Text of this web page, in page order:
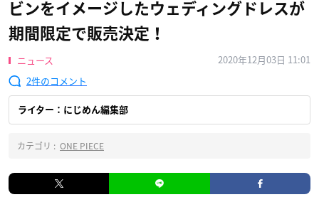
ビンをイメージしたウェディングドレスが
期間限定で販売決定！
ニュース
2020年12月03日 11:01
2
ライター：にじめん編集部
カテゴリ : ONE PIECE